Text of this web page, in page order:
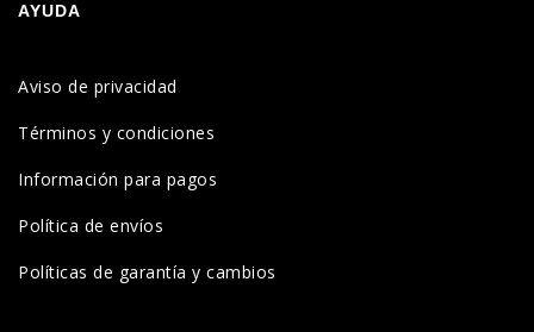
AYUDA
Aviso de privacidad
Términos y condiciones
Información para pagos
Política de envíos
Políticas de garantía y cambios